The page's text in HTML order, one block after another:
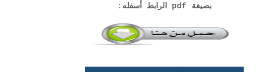
بصيغة pdf الرابط أسفله: